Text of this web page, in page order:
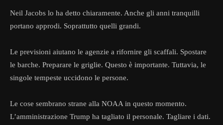
Neil Jacobs lo ha detto chiaramente. Anche gli anni tranquilli
portano approdi. Soprattutto quelli grandi.
Le previsioni aiutano le agenzie a rifornire gli scaffali. Spostare
le barche. Preparare le griglie. Questo è importante. Tuttavia, le
singole tempeste uccidono le persone.
Le cose sembrano strane alla NOAA in questo momento.
L’amministrazione Trump ha tagliato il personale. Tagliare i dati.